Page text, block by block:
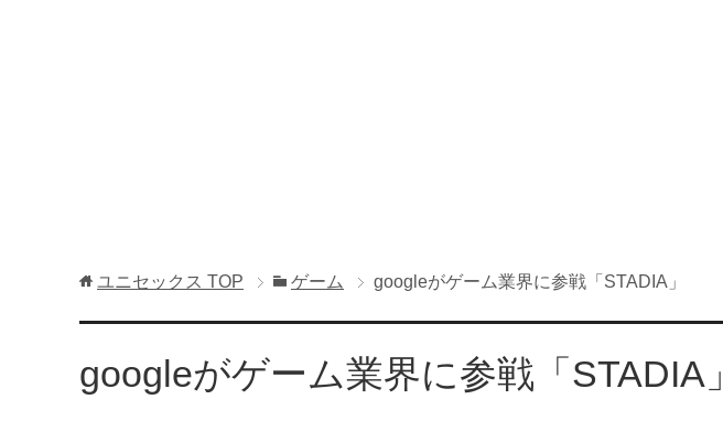
ユニセックス TOP ゲーム googleがゲーム業界に参戦「STADIA」
googleがゲーム業界に参戦「STADIA」